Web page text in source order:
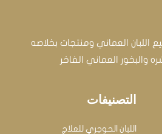
اللبان العماني ومنتجات بخلاصه
والبخور العماني الفاخر
التصنيفات
اللبان الحوجري للعلاج